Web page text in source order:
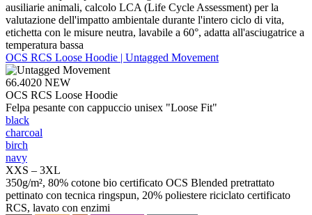
ausiliarie animali, calcolo LCA (Life Cycle Assessment) per la
valutazione dell'impatto ambientale durante l'intero ciclo di vita,
etichetta con le misure neutra, lavabile a 60°, adatta all'asciugatrice a
temperatura bassa
OCS RCS Loose Hoodie | Untagged Movement
66.4020 NEW
OCS RCS Loose Hoodie
Felpa pesante con cappuccio unisex "Loose Fit"
black
charcoal
birch
navy
XXS – 3XL
350g/m², 80% cotone bio certificato OCS Blended pretrattato
pettinato con tecnica ringspun, 20% poliestere riciclato certificato
RCS, lavato con enzimi